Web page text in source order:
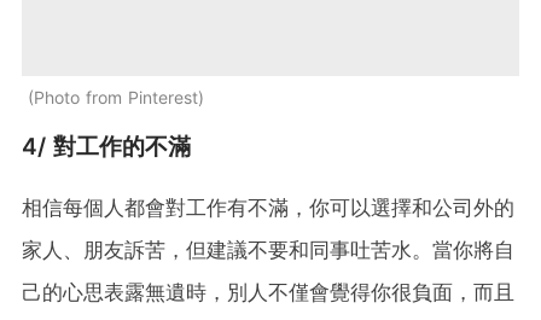
Photo from Pinterest
4/ 對工作的不滿
相信每個人都會對工作有不滿，你可以選擇和公司外的
家人、朋友訴苦，但建議不要和同事吐苦水。當你將自
己的心思表露無遺時，別人不僅會覺得你很負面，而且